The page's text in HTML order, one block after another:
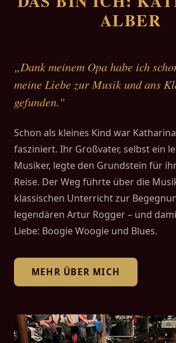
ALBER
„Dank meinem Opa habe ich
meine Liebe zur Musik und ans
gefunden."
Schon als kleines Kind war
fasziniert. Ihr Großvater, selbst ein
Musiker, legte den Grundstein für
Reise. Der Weg führte über die
klassischen Unterricht zur
legendären Artur Rogger – und
Liebe: Boogie Woogie und Blues.
MEHR ÜBER MICH